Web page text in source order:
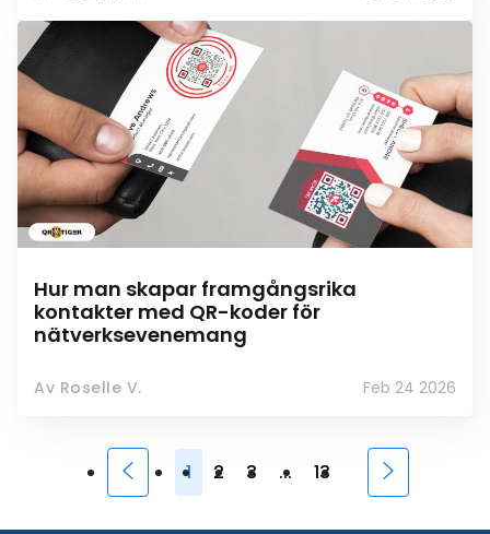
Hur man skapar framgångsrika
kontakter med QR-koder för
nätverksevenemang
Av Roselle V. Feb 24 2026
1 2 3 ... 13